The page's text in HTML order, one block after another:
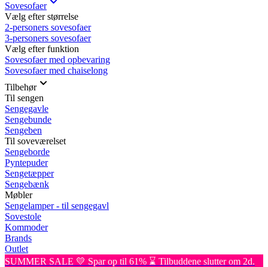
Sovesofaer
Vælg efter størrelse
2-personers sovesofaer
3-personers sovesofaer
Vælg efter funktion
Sovesofaer med opbevaring
Sovesofaer med chaiselong
Tilbehør
Til sengen
Sengegavle
Sengebunde
Sengeben
Til soveværelset
Sengeborde
Pyntepuder
Sengetæpper
Sengebænk
Møbler
Sengelamper - til sengegavl
Sovestole
Kommoder
Brands
Outlet
SUMMER SALE 💛 Spar op til 61% ⌛ Tilbuddene slutter om 2d.